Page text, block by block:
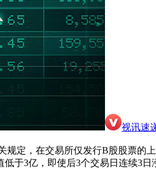
视讯速
定，在交易所仅发行B股股票的
于3亿，即使后3个交易日连续3